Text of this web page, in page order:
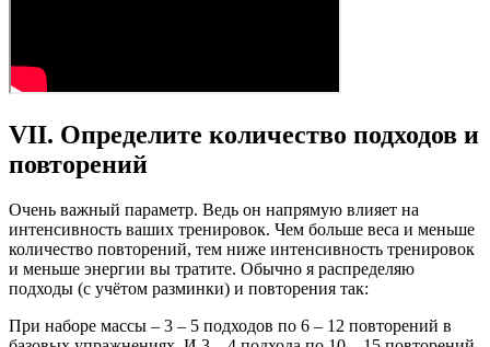
VII. Определите количество подходов и
повторений
Очень важный параметр. Ведь он напрямую влияет на
интенсивность ваших тренировок. Чем больше веса и меньше
количество повторений, тем ниже интенсивность тренировок
и меньше энергии вы тратите. Обычно я распределяю
подходы (с учётом разминки) и повторения так:
При наборе массы – 3 – 5 подходов по 6 – 12 повторений в